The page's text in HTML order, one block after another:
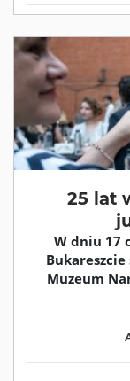
25 lat
W dniu 17
Muzeum